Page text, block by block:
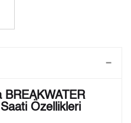
ile formda belirtmiş
BREAKWATER
Özellikleri